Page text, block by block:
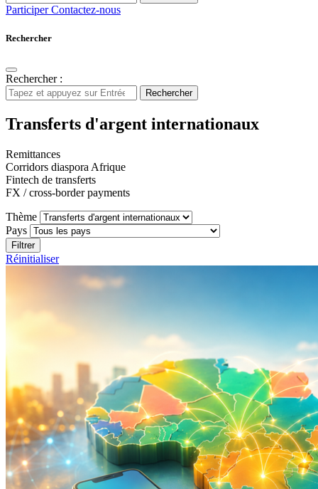
ParticiperContactez-nous
Rechercher
Rechercher :
Rechercher
Transferts d'argent internationaux
Remittances
Corridors diaspora Afrique
Fintech de transferts
FX / cross-border payments
Thème
Pays
Filtrer
Réinitialiser